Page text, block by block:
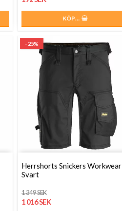
KÖP…
- 25%
Herrshorts Snickers Workwear
Svart
1 349 SEK
1 016 SEK